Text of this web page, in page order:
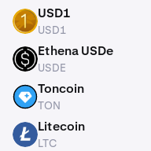
USD1 USD1
USD1
USDE Ethena USDe
USDE
TON Toncoin
TON
LTC Litecoin
LTC